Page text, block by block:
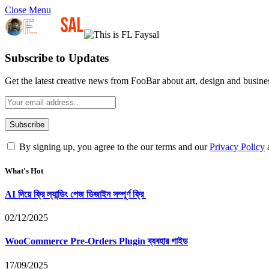
Close Menu
Subscribe to Updates
Get the latest creative news from FooBar about art, design and
By signing up, you agree to the our terms and ourPrivacy Policy
What's Hot
AI দিয়ে ফ্রি ল্যান্ডিং পেজ ডিজাইন সম্পূর্ণ ফ্রি
02/12/2025
WooCommerce Pre-Orders Plugin ব্যবহার গাইড
17/09/2025